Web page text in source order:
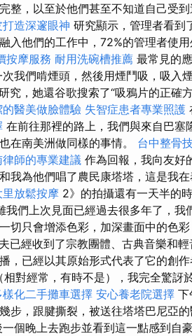
整，以至於他們甚至不知道自己受
造深邃眼神 研究顯示，管理者看到
入他們的工作中，72%的管理者使
按摩服務 耐用洗碗槽推薦 最常見的
我們啃煙頭，然後用煙鬥吸，吸入
究，她還谷歌搜索了“吸鴉片的正確
醫美做臉體驗 失智症患者專業照護
在前往那裡的路上，我們與來自巴塞
在南美洲做同樣的事情。 台中整骨
律師的專業建議 作為回報，我向友好
我為他們唱了農民康塔塔，這是我
里放鬆按摩 2》的拍攝還有一天半的
我們上次見面已經過去很多年了，
切只會增添色彩，加深畫面中的色
已經收到了宗教團體、古典音樂和
，已經以其原始形式代表了它的創作
對經常，有時不是），我完全驚訝
樣化二手攤車選擇 安心養老院選擇 下
步，跟腱撕裂，被送往塔塔巴尼亞
個晚上去跑步並看到這一點感到自